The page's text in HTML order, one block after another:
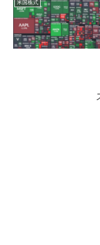
米国株式